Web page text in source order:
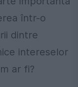
într-o
dintre
intereselor
ar fi?